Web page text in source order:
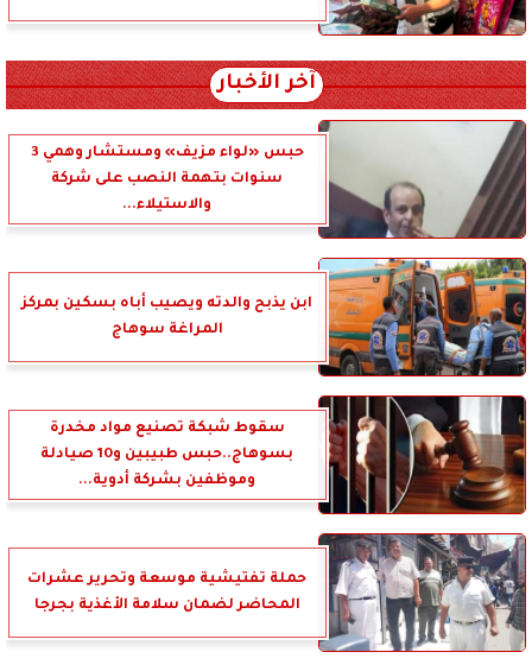
آخر الأخبار
حبس «لواء مزيف» ومستشار وهمي 3
سنوات بتهمة النصب على شركة
والاستيلاء...
ابن يذبح والدته ويصيب أباه بسكين بمركز
المراغة سوهاج
سقوط شبكة تصنيع مواد مخدرة
بسوهاج..حبس طبيبين و10 صيادلة
وموظفين بشركة أدوية...
حملة تفتيشية موسعة وتحرير عشرات
المحاضر لضمان سلامة الأغذية بجرجا